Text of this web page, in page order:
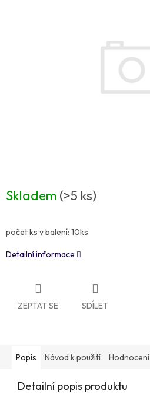
Skladem (>5 ks)
počet ks v balení: 10ks
Detailní informace
ZEPTAT SE SDÍLET
Popis Návod k použití Hodnocení
Detailní popis produktu